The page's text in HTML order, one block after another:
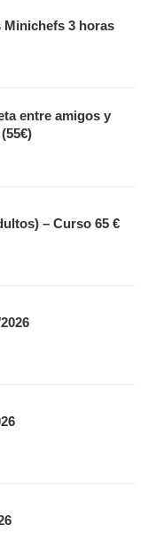
Minichefs 3 horas
entre amigos y
– Curso 65 €